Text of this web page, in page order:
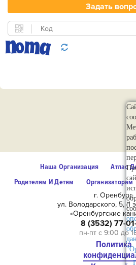
Наша Организация
Атлас
Родителям И Детям
Организаторам
г. Оренбург,
ул. Володарского, 5, (1
«Оренбургские
8 (3532) 77-
пн-пт с 9:00 до
Политика